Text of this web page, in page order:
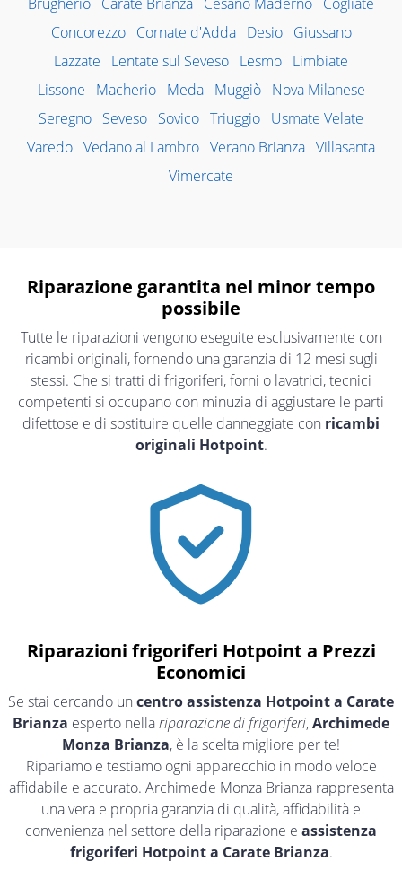
Concorezzo
Cornate d'Adda Desio
Giussano
Lazzate
Lentate sul Seveso Lesmo Limbiate
Lissone
Macherio Meda Muggiò
Nova Milanese
Seregno Seveso Sovico Triuggio Usmate Velate
Varedo Vedano al Lambro Verano Brianza Villasanta
Vimercate
Riparazione garantita nel minor tempo
possibile
Tutte le riparazioni vengono eseguite esclusivamente con
ricambi originali, fornendo una garanzia di 12 mesi sugli
stessi. Che si tratti di frigoriferi, forni o lavatrici, tecnici
competenti si occupano con minuzia di aggiustare le parti
difettose e di sostituire quelle danneggiate con ricambi
originali Hotpoint.
Riparazioni frigoriferi Hotpoint a Prezzi
Economici
Se stai cercando un centro assistenza Hotpoint a Carate
Brianza esperto nellariparazione di frigoriferi,Archimede
Monza Brianza, è la scelta migliore per te!
Ripariamo e testiamo ogni apparecchio in modo veloce
affidabile e accurato. Archimede Monza Brianza rappresenta
una vera e propria garanzia di qualità, affidabilità e
convenienza nel settore della riparazione e assistenza
frigoriferi Hotpoint a Carate Brianza.